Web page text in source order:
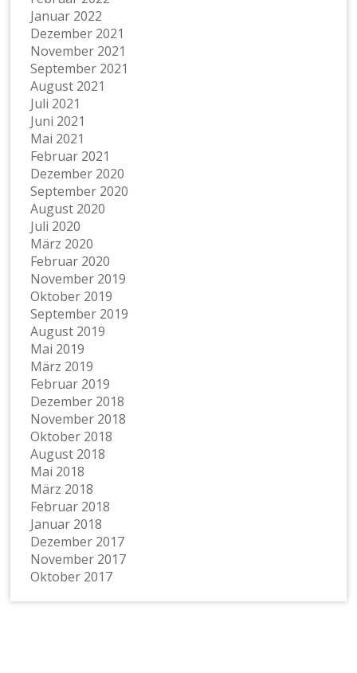
Januar 2022
Dezember 2021
November 2021
September 2021
August 2021
Juli 2021
Juni 2021
Mai 2021
Februar 2021
Dezember 2020
September 2020
August 2020
Juli 2020
März 2020
Februar 2020
November 2019
Oktober 2019
September 2019
August 2019
Mai 2019
März 2019
Februar 2019
Dezember 2018
November 2018
Oktober 2018
August 2018
Mai 2018
März 2018
Februar 2018
Januar 2018
Dezember 2017
November 2017
Oktober 2017